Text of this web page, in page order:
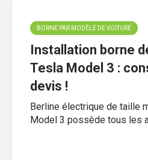
BORNE PAR MODÈLE DE VOITURE
Installation borne
Tesla Model 3 :
devis !
Berline électrique de taille
Model 3 possède tous les